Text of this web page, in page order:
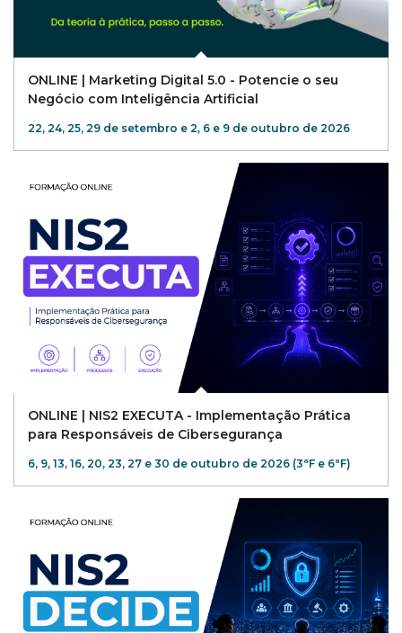
ONLINE | Marketing Digital 5.0 - Potencie o seu
Negócio com Inteligência Artificial
22, 24, 25, 29 de setembro e 2, 6 e 9 de outubro de 2026
ONLINE | NIS2 EXECUTA - Implementação Prática
para Responsáveis de Cibersegurança
6, 9, 13, 16, 20, 23, 27 e 30 de outubro de 2026 (3ªF e 6ªF)